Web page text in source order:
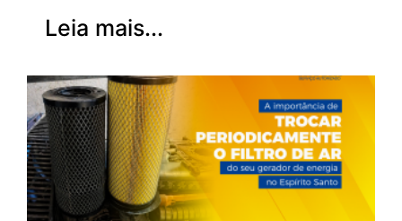
Leia mais...